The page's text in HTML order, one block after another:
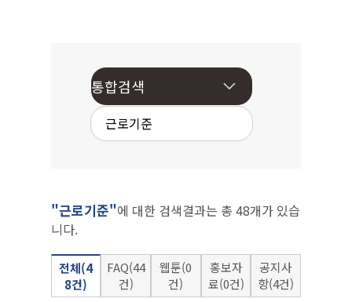
"근로기준"에 대한 검색결과는 총 48개가 있습
니다.
전체(4
8건)
FAQ(44
건)
웹툰(0
건)
홍보자
료(0건)
공지사
항(4건)